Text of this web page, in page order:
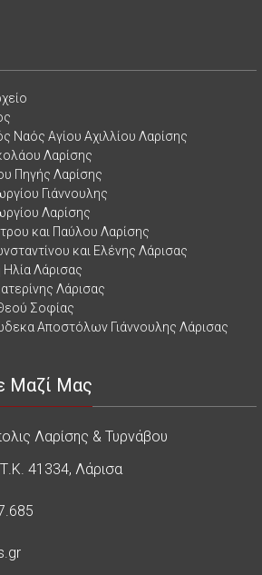
Ναός Αγίου Αχιλλίου Λαρίσης
Λαρίσης
Πηγής Λαρίσης
Γιάννουλης
Λαρίσης
και Παύλου Λαρίσης
και Ελένης Λάρισας
Λάρισας
Λάρισας
Σοφίας
Αποστόλων Γιάννουλης Λάρισας
Μαζί Μας
Λαρίσης & Τυρνάβου
41334, Λάρισα